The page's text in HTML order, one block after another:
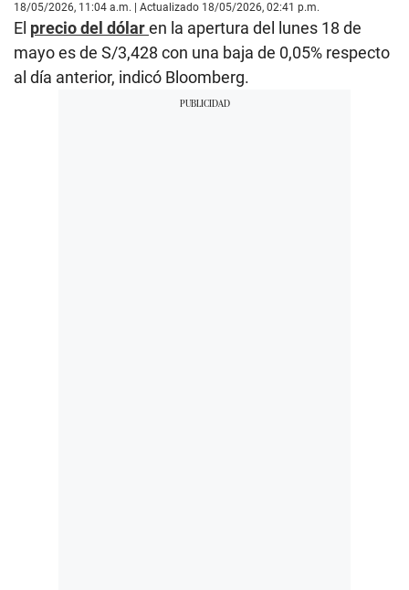
18/05/2026, 11:04 a.m. | Actualizado 18/05/2026, 02:41 p.m.
El precio del dólaren la apertura del lunes 18 de
mayo es de S/3,428 con una baja de 0,05% respecto
al día anterior, indicó Bloomberg.